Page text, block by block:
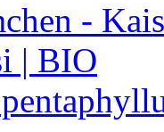
-
| BIO